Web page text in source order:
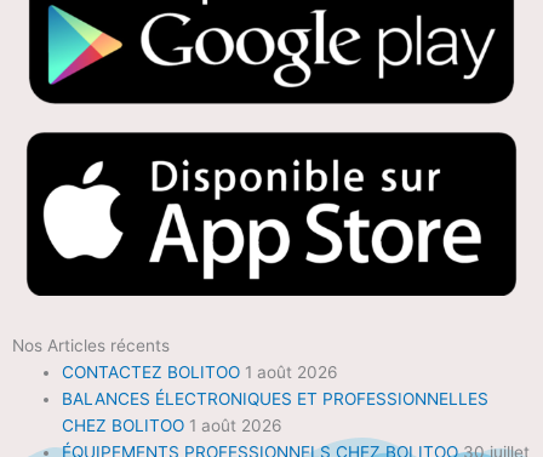
Nos Articles récents
CONTACTEZ BOLITOO 1 août 2026
BALANCES ÉLECTRONIQUES ET PROFESSIONNELLES
CHEZ BOLITOO 1 août 2026
ÉQUIPEMENTS PROFESSIONNELS CHEZ BOLITOO 30 juillet